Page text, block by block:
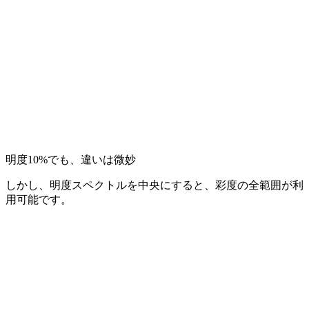
明度10%でも、違いは微妙
しかし、明度スペクトルを中央にすると、彩度の全範囲が利
用可能です。